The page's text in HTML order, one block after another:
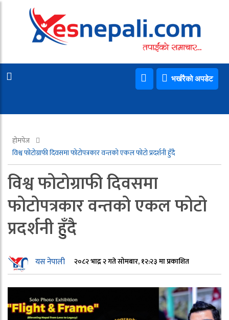
भर्खरैको अपडेट
होमपेज
विश्व फोटोग्राफी दिवसमा फोटोपत्रकार वन्तको एकल फोटो प्रदर्शनी हुँदै
विश्व फोटोग्राफी दिवसमा
फोटोपत्रकार वन्तको एकल फोटो
प्रदर्शनी हुँदै
यस नेपाली २०८२ भाद्र २ गते सोमबार, १२:२३ मा प्रकाशित